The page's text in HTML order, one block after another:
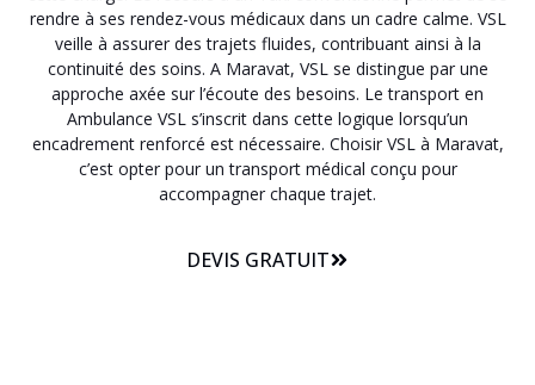
rendre à ses rendez-vous médicaux dans un cadre calme. VSL
veille à assurer des trajets fluides, contribuant ainsi à la
continuité des soins. A Maravat, VSL se distingue par une
approche axée sur l’écoute des besoins. Le transport en
Ambulance VSL s’inscrit dans cette logique lorsqu’un
encadrement renforcé est nécessaire. Choisir VSL à Maravat,
c’est opter pour un transport médical conçu pour
accompagner chaque trajet.
DEVIS GRATUIT